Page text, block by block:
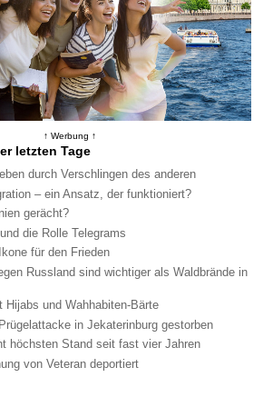
↑ Werbung ↑
letzten Tage
durch Verschlingen des anderen
– ein Ansatz, der funktioniert?
gerächt?
die Rolle Telegrams
für den Frieden
Russland sind wichtiger als Waldbrände in
Hijabs und Wahhabiten-Bärte
in Jekaterinburg gestorben
höchsten Stand seit fast vier Jahren
von Veteran deportiert